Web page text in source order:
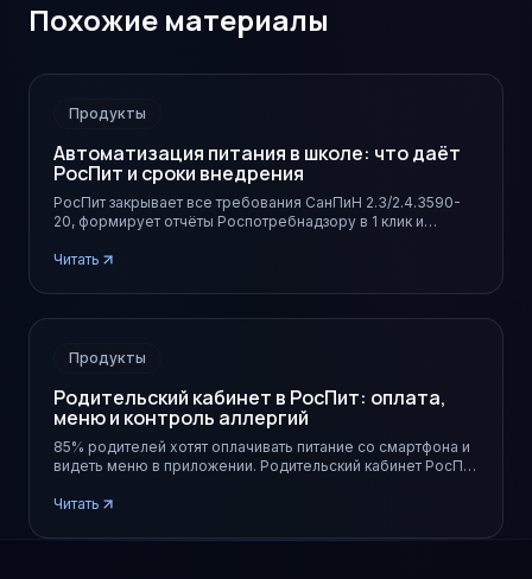
Похожие материалы
Продукты
Автоматизация питания в школе: что даёт
РосПит и сроки внедрения
РосПит закрывает все требования СанПиН 2.3/2.4.3590-
20, формирует отчёты Роспотребнадзору в 1 клик и
Читать
Продукты
Родительский кабинет в РосПит: оплата,
меню и контроль аллергий
85% родителей хотят оплачивать питание со смартфона и
видеть меню в приложении. Родительский кабинет РосПит
школы.
Читать